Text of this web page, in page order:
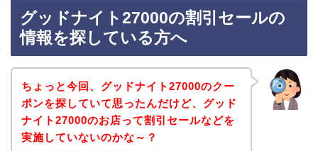
グッドナイト27000の割引セールの
情報を探している方へ
ちょっと今回、グッドナイト27000のクー
ポンを探していて思ったんだけど、グッド
ナイト27000のお店って割引セールなどを
実施していないのかな～？